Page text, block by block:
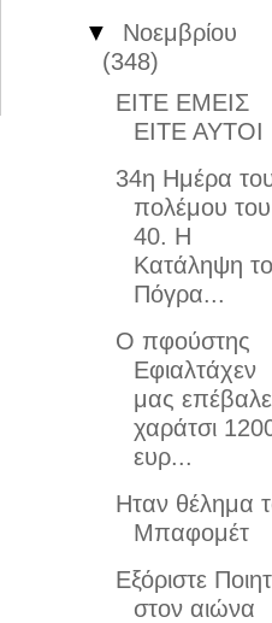
▼ Νοεμβρίου
(348)
ΕΙΤΕ ΕΜΕΙΣ
ΕΙΤΕ ΑΥΤΟΙ
34η Ημέρα
πολέμου του
40. Η
Κατάληψη
Πόγρα...
Ο πφούστης
Εφιαλτάχεν
μας επέβαλε
χαράτσι
ευρ...
Ηταν θέλημα
Μπαφομέτ
Eξόριστε
στον αιώνα